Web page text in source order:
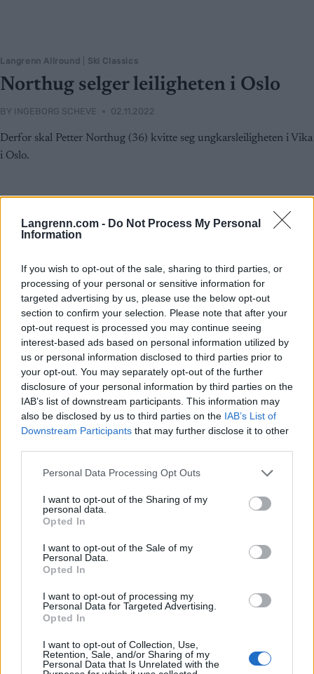
Langrenn.com - Do Not Process My Personal
Information
If you wish to opt-out of the sale, sharing to third parties, or
processing of your personal or sensitive information for
targeted advertising by us, please use the below opt-out
section to confirm your selection. Please note that after your
opt-out request is processed you may continue seeing
interest-based ads based on personal information utilized by
us or personal information disclosed to third parties prior to
your opt-out. You may separately opt-out of the further
disclosure of your personal information by third parties on the
IAB’s list of downstream participants. This information may
also be disclosed by us to third parties on the IAB’s List of
Downstream Participants that may further disclose it to other
Please note that this website/app uses one or more Google
not limited to your visit or usage behaviour. You may click to
grant or deny consent to Google and its third-party tags to
use your data for below specified purposes in below Google
consent section.
Personal Data Processing Opt Outs
I want to opt-out of the Sharing of my
personal data.
Opted In
I want to opt-out of the Sale of my
Personal Data.
Opted In
I want to opt-out of processing my
Personal Data for Targeted Advertising.
Opted In
I want to opt-out of Collection, Use,
Retention, Sale, and/or Sharing of my
Personal Data that Is Unrelated with the
Langrenn Allround Ski Classics
Northug selger leiligheten i Oslo
BY INGEBORG SCHEVE 02.11.2022
Derfor skal Petter Northug (36) kvitte seg ungkarsleiligheten i Vika
i Oslo.
Ski Classics
Petter Northug mener alvor
MARTHE KATRINE MYHRE 28.09.2022
Petter Northug har stiftet sitt eget lag i Ski Classics og har store
ambisjoner om å skape et av de beste lagene i langløpssirkuset.